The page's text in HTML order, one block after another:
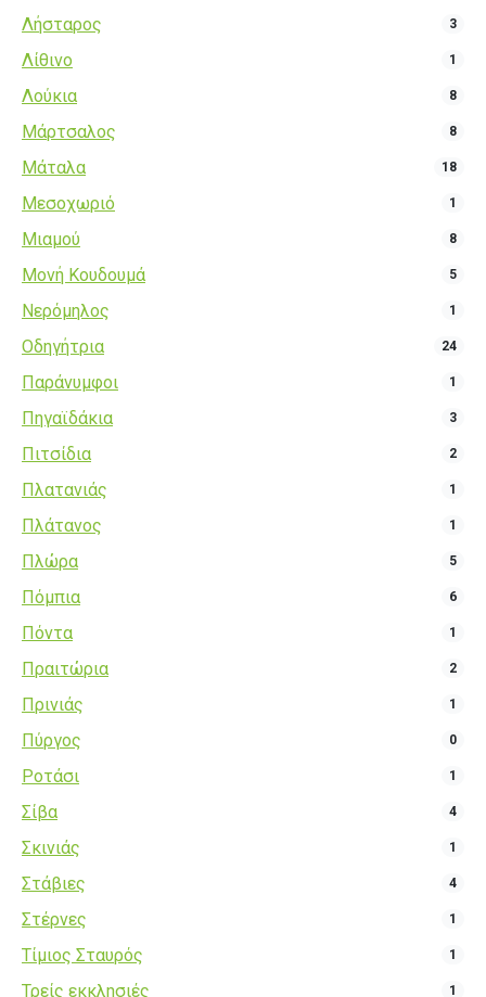
Λήσταρος 3
Λίθινο 1
Λούκια 8
Μάρτσαλος 8
Μάταλα 18
Μεσοχωριό 1
Μιαμού 8
Μονή Κουδουμά 5
Νερόμηλος 1
Οδηγήτρια 24
Παράνυμφοι 1
Πηγαϊδάκια 3
Πιτσίδια 2
Πλατανιάς 1
Πλάτανος 1
Πλώρα 5
Πόμπια 6
Πόντα 1
Πραιτώρια 2
Πρινιάς 1
Πύργος 0
Ροτάσι 1
Σίβα 4
Σκινιάς 1
Στάβιες 4
Στέρνες 1
Τίμιος Σταυρός 1
Τρείς εκκλησιές 1